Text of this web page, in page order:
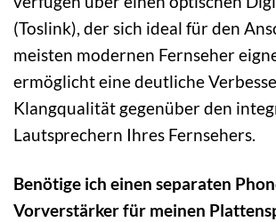
(Toslink), der sich ideal für den
meisten modernen Fernseher
ermöglicht eine deutliche
Klangqualität gegenüber den
Lautsprechern Ihres Fernsehers.
Benötige ich einen separaten
Vorverstärker für meinen